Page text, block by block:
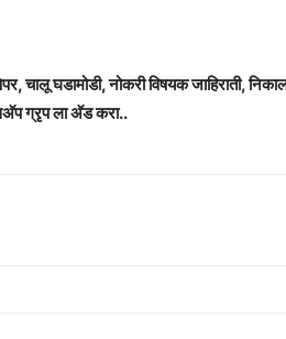
चालू घडामोडी, नोकरी विषयक जाहिराती,
ग्रृप ला अ‍ॅड करा..